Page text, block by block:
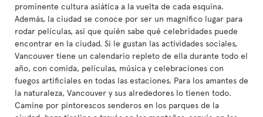
prominente cultura asiática a la vuelta de cada esquina.
Además, la ciudad se conoce por ser un magnífico lugar para
rodar películas, así que quién sabe qué celebridades puede
encontrar en la ciudad. Si le gustan las actividades sociales,
Vancouver tiene un calendario repleto de ella durante todo el
año, con comida, películas, música y celebraciones con
fuegos artificiales en todas las estaciones. Para los amantes de
la naturaleza, Vancouver y sus alrededores lo tienen todo.
Camine por pintorescos senderos en los parques de la